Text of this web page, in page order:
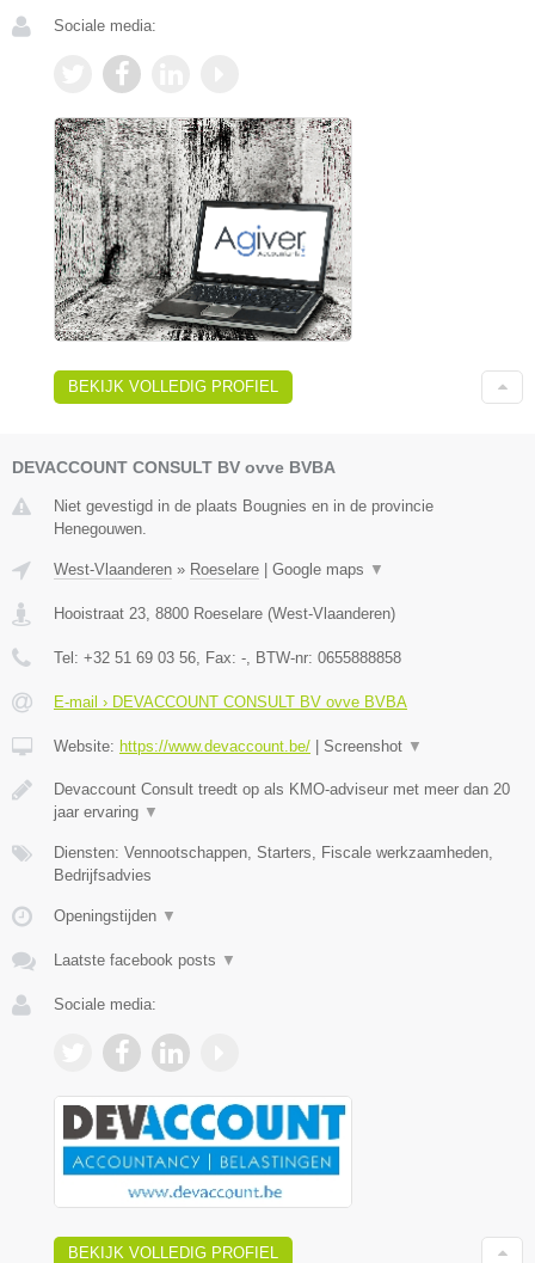
Sociale media:
BEKIJK VOLLEDIG PROFIEL
DEVACCOUNT CONSULT BV ovve BVBA
Niet gevestigd in de plaats Bougnies en in de provincie
Henegouwen.
West-Vlaanderen » Roeselare | Google maps ▼
Hooistraat 23 8800 Roeselare (West-Vlaanderen)
Tel: +32 51 69 03 56 , Fax: - , BTW-nr: 0655888858
E-mail › DEVACCOUNT CONSULT BV ovve BVBA
Website: https://www.devaccount.be/ | Screenshot ▼
Devaccount Consult treedt op als KMO-adviseur met meer dan 20
jaar ervaring ▼
Diensten: Vennootschappen, Starters, Fiscale werkzaamheden,
Bedrijfsadvies
Openingstijden ▼
Laatste facebook posts ▼
Sociale media:
BEKIJK VOLLEDIG PROFIEL